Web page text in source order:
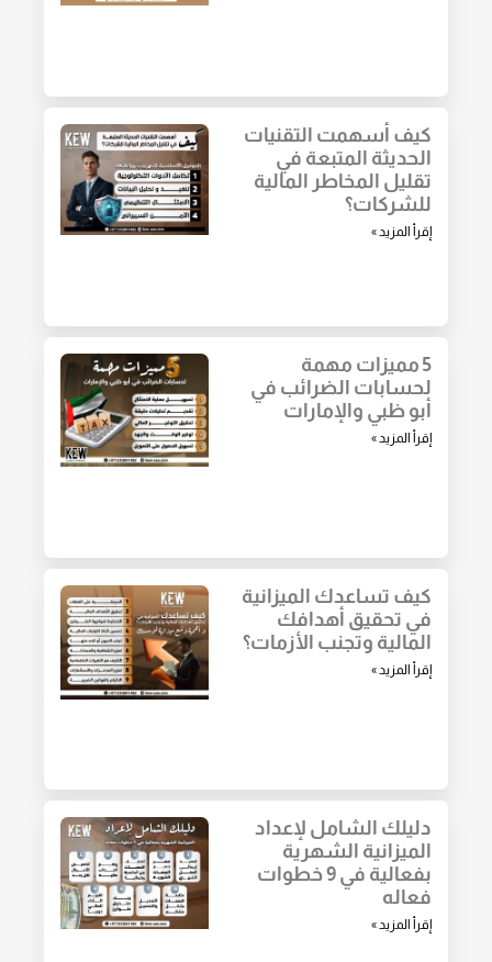
كيف أسهمت التقنيات
الحديثة المتبعة في
تقليل المخاطر المالية
للشركات؟
إقرأ المزيد »
5 مميزات مهمة
لحسابات الضرائب في
أبو ظبي والإمارات
إقرأ المزيد »
كيف تساعدك الميزانية
في تحقيق أهدافك
المالية وتجنب الأزمات؟
إقرأ المزيد »
دليلك الشامل لإعداد
الميزانية الشهرية
بفعالية في 9 خطوات
فعاله
إقرأ المزيد »